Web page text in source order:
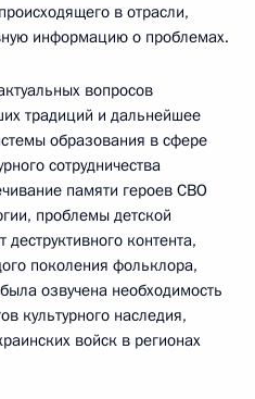
в отрасли,
информацию о проблемах.
вопросов
традиций и дальнейшее
образования в сфере
сотрудничества
памяти героев СВО
проблемы детской
контента,
поколения фольклора,
озвучена необходимость
культурного наследия,
войск в регионах